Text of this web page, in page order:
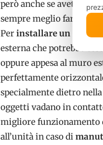
però anche se avete già
sempre meglio farlo fare
Perinstallare un
esterna che potrebbe
oppure appesa al muro
perfettamente
specialmente dietro
oggetti vadano in
migliore funzionamento
all’unità in caso di